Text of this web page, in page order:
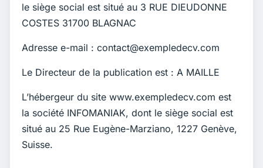
le siège social est situé au 3 RUE DIEUDONNE
COSTES 31700 BLAGNAC
Adresse e-mail : contact@exempledecv.com
Le Directeur de la publication est : A MAILLE
L’hébergeur du site www.exempledecv.com est
la société INFOMANIAK, dont le siège social est
situé au 25 Rue Eugène-Marziano, 1227 Genève,
Suisse.